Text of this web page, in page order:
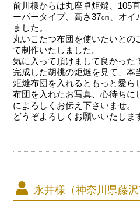
前川様からは丸座卓炬燵、105
ーパータイプ、高さ37㎝、オイ
ました。
丸いこたつ布団を使いたいとの
て制作いたしました。
気に入って頂けまして良かった
完成した胡桃の炬燵を見て、本
炬燵布団を入れるともっと愛ら
布団を入れたお写真、心待ちに
によろしくお伝え下さいませ。
どうぞよろしくお願いいたしま
永井様（神奈川県藤沢